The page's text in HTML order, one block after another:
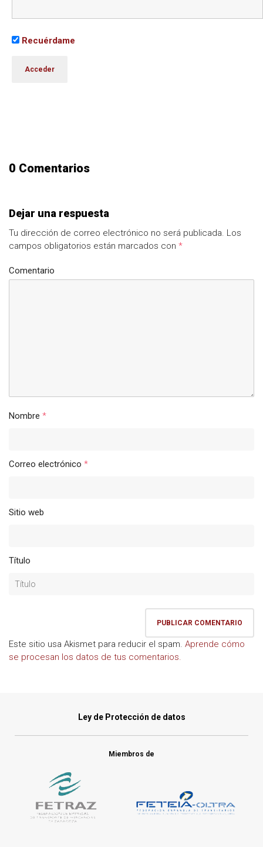
Recuérdame
0 Comentarios
Dejar una respuesta
Tu dirección de correo electrónico no será publicada. Los
campos obligatorios están marcados con *
Comentario
Nombre *
Correo electrónico *
Sitio web
Título
Este sitio usa Akismet para reducir el spam. Aprende cómo
se procesan los datos de tus comentarios.
Ley de Protección de datos
Miembros de